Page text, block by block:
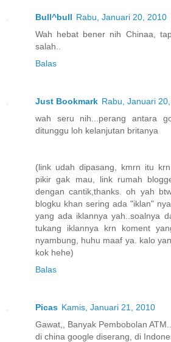
Bull^bull Rabu, Januari 20, 2010
Wah hebat bener nih Chinaa,
salah..
Balas
Just Bookmark Rabu, Januari
wah seru nih...perang antara
ditunggu loh kelanjutan britanya
(link udah dipasang, kmrn itu
pikir gak mau, link rumah
dengan cantik,thanks. oh yah
blogku khan sering ada "iklan"
yang ada iklannya yah..soalnya
tukang iklannya krn koment
nyambung, huhu maaf ya. kalo
kok hehe)
Balas
Picas Kamis, Januari 21, 2010
Gawat,, Banyak Pembobolan ATM..
di china google diserang, di